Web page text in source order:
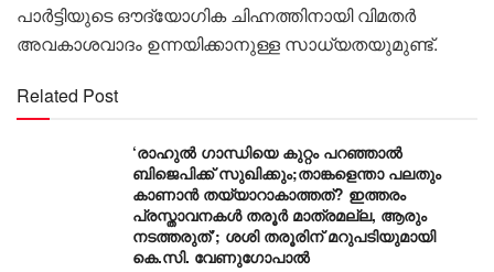
പാർട്ടിയുടെ ഔദ്യോഗിക ചിഹ്നത്തിനായി വിമതർ
അവകാശവാദം ഉന്നയിക്കാനുള്ള സാധ്യതയുമുണ്ട്.
Related Post
‘രാഹുൽ ഗാന്ധിയെ കുറ്റം പറഞ്ഞാൽ
ബിജെപിക്ക് സുഖിക്കും;താങ്കളെന്താ പലതും
കാണാൻ തയ്യാറാകാത്തത്? ഇത്തരം
പ്രസ്താവനകൾ തരൂർ മാത്രമല്ല, ആരും
നടത്തരുത്’; ശശി തരൂരിന് മറുപടിയുമായി
കെ.സി. വേണുഗോപാൽ